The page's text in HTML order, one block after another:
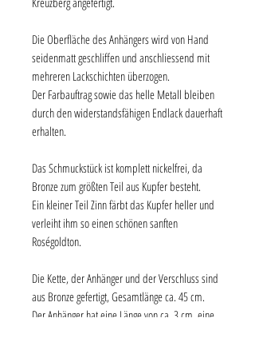
Die Oberfläche des Anhängers wird von Hand
seidenmatt geschliffen und anschliessend mit
mehreren Lackschichten überzogen.
Der Farbauftrag sowie das helle Metall bleiben
durch den widerstandsfähigen Endlack dauerhaft
erhalten.
Das Schmuckstück ist komplett nickelfrei, da
Bronze zum größten Teil aus Kupfer besteht.
Ein kleiner Teil Zinn färbt das Kupfer heller und
verleiht ihm so einen schönen sanften
Roségoldton.
Die Kette, der Anhänger und der Verschluss sind
aus Bronze gefertigt, Gesamtlänge ca. 45 cm.
Der Anhänger hat eine Länge von ca. 3 cm, eine